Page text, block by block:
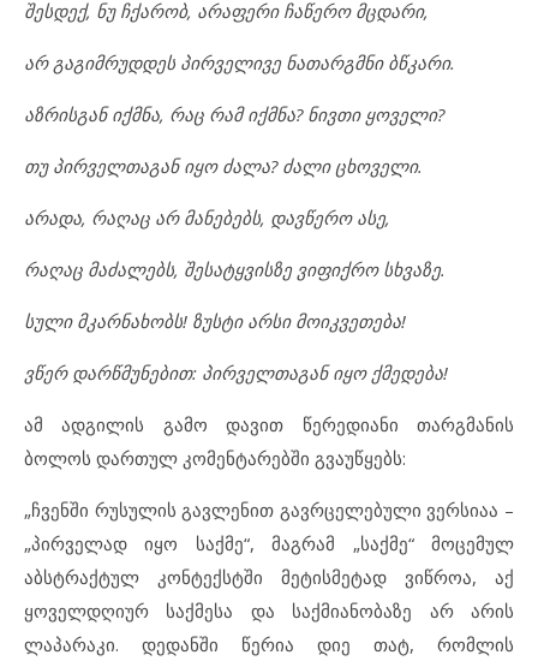
შესდექ, ნუ ჩქარობ, არაფერი ჩაწერო მცდარი,
არ გაგიმრუდდეს პირველივე ნათარგმნი ბწკარი.
აზრისგან იქმნა, რაც რამ იქმნა? ნივთი ყოველი?
თუ პირველთაგან იყო ძალა? ძალი ცხოველი.
არადა, რაღაც არ მანებებს, დავწერო ასე,
რაღაც მაძალებს, შესატყვისზე ვიფიქრო სხვაზე.
სული მკარნახობს! ზუსტი არსი მოიკვეთება!
ვწერ დარწმუნებით: პირველთაგან იყო ქმედება!
ამ ადგილის გამო დავით წერედიანი თარგმანის
ბოლოს დართულ კომენტარებში გვაუწყებს:
„ჩვენში რუსულის გავლენით გავრცელებული ვერსიაა –
„პირველად იყო საქმე“, მაგრამ „საქმე“ მოცემულ
აბსტრაქტულ კონტექსტში მეტისმეტად ვიწროა, აქ
ყოველდღიურ საქმესა და საქმიანობაზე არ არის
ლაპარაკი. დედანში წერია დიე თატ, რომლის